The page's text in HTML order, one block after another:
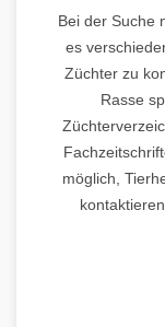
Bei der Suche
es
Züchter zu
Rasse
möglich,